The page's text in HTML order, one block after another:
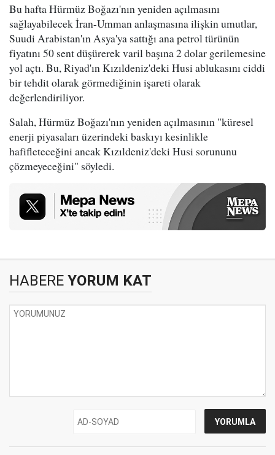
Bu hafta Hürmüz Boğazı'nın yeniden açılmasını
sağlayabilecek İran-Umman anlaşmasına ilişkin umutlar,
Suudi Arabistan'ın Asya'ya sattığı ana petrol türünün
fiyatını 50 sent düşürerek varil başına 2 dolar gerilemesine
yol açtı. Bu, Riyad'ın Kızıldeniz'deki Husi ablukasını ciddi
bir tehdit olarak görmediğinin işareti olarak
değerlendiriliyor.
Salah, Hürmüz Boğazı'nın yeniden açılmasının "küresel
enerji piyasaları üzerindeki baskıyı kesinlikle
hafifleteceğini ancak Kızıldeniz'deki Husi sorununu
çözmeyeceğini" söyledi.
HABERE YORUM KAT